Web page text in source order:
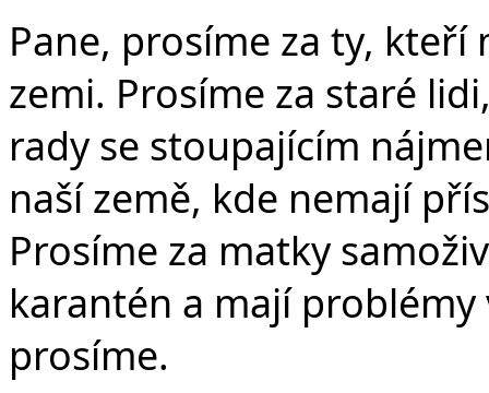
Pane, prosíme za ty,
zemi. Prosíme za staré
rady se stoupajícím
naší země, kde nemají
Prosíme za matky
karantén a mají problémy
prosíme.